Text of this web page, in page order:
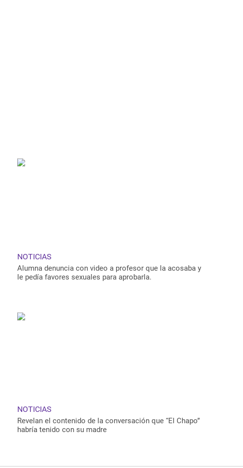
NOTICIAS
Alumna denuncia con video a profesor que la acosaba y
le pedía favores sexuales para aprobarla.
NOTICIAS
Revelan el contenido de la conversación que “El Chapo”
habría tenido con su madre